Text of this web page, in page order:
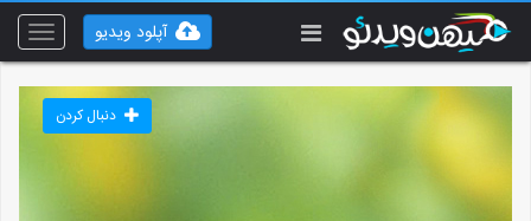
Toggle
آپلود ویدیو
دنبال کردن